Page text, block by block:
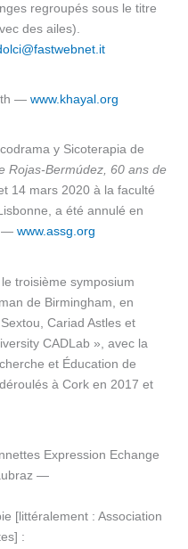
regroupés sous le titre
des ailes).
— www.khayal.org
y Sicoterapia de
Rojas-Bermúdez, 60 ans de
14 mars 2020 à la faculté
a été annulé en
— www.assg.org
troisième symposium
de Birmingham, en
Cariad Astles et
CADLab », avec la
et Éducation de
à Cork en 2017 et
Expression Echange
—
[littéralement : Association
: